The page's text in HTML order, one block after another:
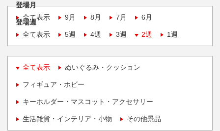
登場月
全て表示
9月 8月 7月 6月
登場週
全て表示
5週 4週 3週 2週 1週
全て表示 ぬいぐるみ・クッション
フィギュア・ホビー
キーホルダー・マスコット・アクセサリー
生活雑貨・インテリア・小物 その他景品